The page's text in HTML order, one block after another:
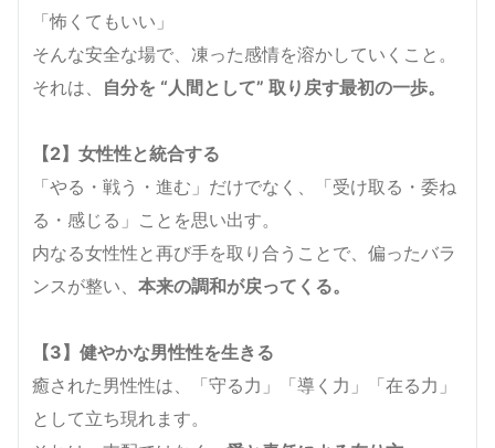
「怖くてもいい」
そんな安全な場で、凍った感情を溶かしていくこと。
それは、 自分を “人間として” 取り戻す最初の一歩。
【2】女性性と統合する
「やる・戦う・進む」だけでなく、「受け取る・委ね
る・感じる」ことを思い出す。
内なる女性性と再び手を取り合うことで、偏ったバラ
ンスが整い、 本来の調和が戻ってくる。
【3】健やかな男性性を生きる
癒された男性性は、「守る力」「導く力」「在る力」
として立ち現れます。